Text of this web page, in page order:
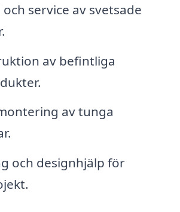
service av svetsade
av befintliga
av tunga
och designhjälp för